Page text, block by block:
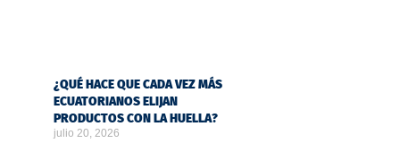
¿QUÉ HACE QUE CADA VEZ MÁS
ECUATORIANOS ELIJAN
PRODUCTOS CON LA HUELLA?
julio 20, 2026